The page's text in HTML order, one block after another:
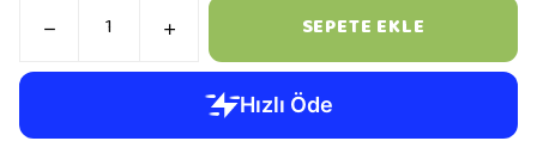
SEPETE EKLE